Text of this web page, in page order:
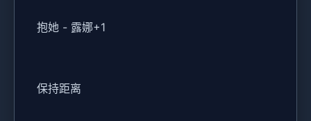
抱她 - 露娜+1
保持距离